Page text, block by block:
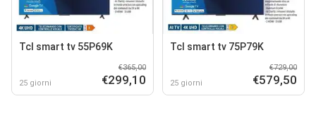
Tcl smart tv 55P69K
25 giorni
€365,00
€299,10
Tcl smart tv 75P79K
25 giorni
€729,00
€579,50